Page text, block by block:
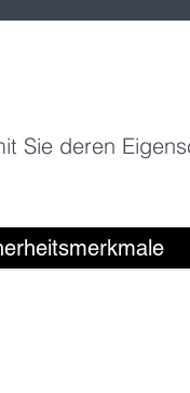
Sie deren